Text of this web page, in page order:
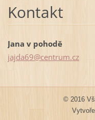
Kontakt
Jana v pohodě
jajda69@centrum.cz
© 2016